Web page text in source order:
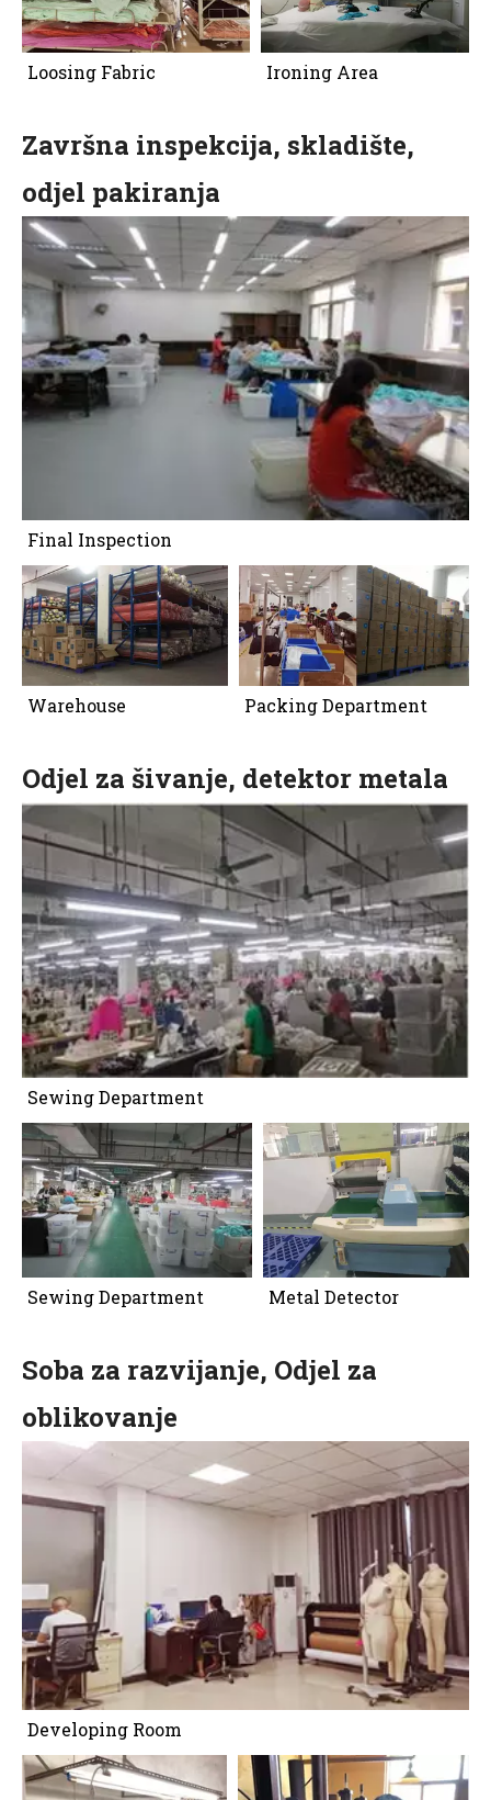
Loosing Fabric Ironing Area
Završna inspekcija, skladište,
odjel pakiranja
Final Inspection
Warehouse Packing Department
Odjel za šivanje, detektor metala
Sewing Department
Sewing Department Metal Detector
Soba za razvijanje, Odjel za
oblikovanje
Developing Room